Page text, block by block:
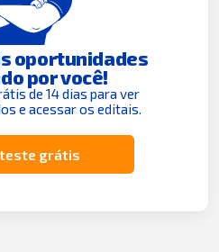
oportunidades
por você!
de 14 dias para ver
e acessar os editais.
grátis